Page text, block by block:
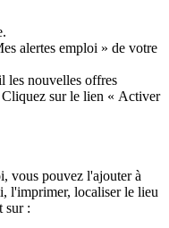
alertes emploi » de votre
les nouvelles offres
sur le lien « Activer
vous pouvez l'ajouter à
l'imprimer, localiser le lieu
sur :